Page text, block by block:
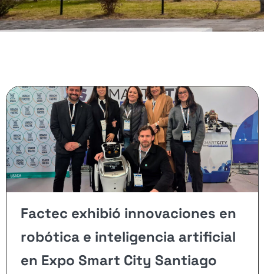
Factec exhibió innovaciones en
robótica e inteligencia artificial
en Expo Smart City Santiago